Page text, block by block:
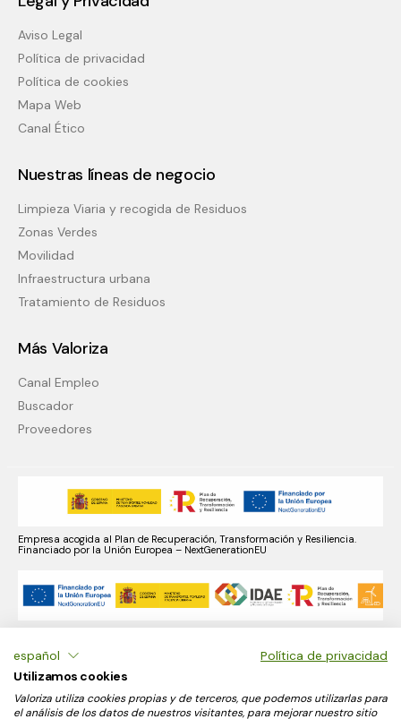
Aviso Legal
Política de privacidad
Política de cookies
Mapa Web
Canal Ético
Nuestras líneas de negocio
Limpieza Viaria y recogida de Residuos
Zonas Verdes
Movilidad
Infraestructura urbana
Tratamiento de Residuos
Más Valoriza
Canal Empleo
Buscador
Proveedores
Empresa acogida al Plan de Recuperación, Transformación y Resiliencia.
Financiado por la Unión Europea – NextGenerationEU
de incentivos 2 y con fondos reservados cuyo importe asciende a 53.264,29 €.
español
Política de privacidad
Utilizamos cookies
Valoriza utiliza cookies propias y de terceros, que podemos utilizarlas para
el análisis de los datos de nuestros visitantes, para mejorar nuestro sitio